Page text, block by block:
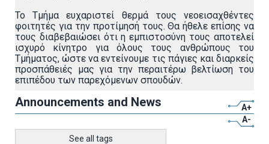
Το Τμήμα ευχαριστεί θερμά τους νεοεισαχθέντες
φοιτητές για την προτίμησή τους. Θα ήθελε επίσης να
τους διαβεβαιώσει ότι η εμπιστοσύνη τους αποτελεί
ισχυρό κίνητρο για όλους τους ανθρώπους του
Τμήματος, ώστε να εντείνουμε τις πάγιες και διαρκείς
προσπάθειές μας για την περαιτέρω βελτίωση του
επιπέδου των παρεχόμενων σπουδών.
Announcements and News
A+
A-
See all tags